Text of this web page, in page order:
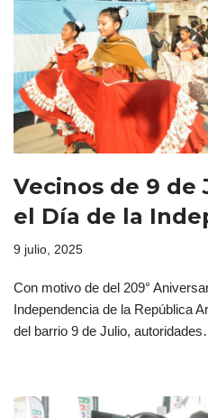
Vecinos de 9 de
el Día de la
9 julio, 2025
Con motivo de del 209°
Independencia de la República
del barrio 9 de Julio,